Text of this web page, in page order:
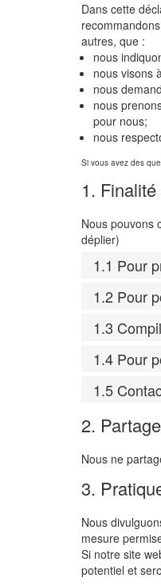
Dans cette
autres, que :
nous
nous visons
nous
nous
pour nous;
nous
Si vous avez des
1.
Nous pouvons
déplier)
1.1 Pour
1.2 Pour
1.3
1.4 Pour
1.5
2.
Nous ne
3.
Nous
mesure
Si notre site
potentiel et